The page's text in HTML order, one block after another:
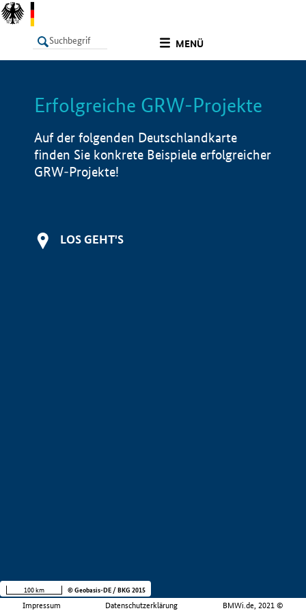
MENÜ
LISTE Info
Erfolgreiche GRW-Projekte
Auf der folgenden Deutschlandkarte
finden Sie konkrete Beispiele erfolgreicher
GRW-Projekte!
LOS GEHT'S
Impressum Datenschutzerklärung BMWi.de, 2021 ©
100 km © Geobasis-DE / BKG 2015